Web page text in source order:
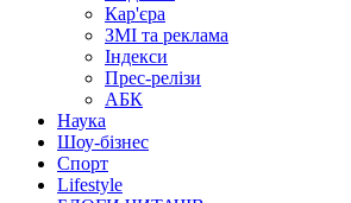
Кар'єра
ЗМІ та реклама
Індекси
Прес-релізи
АБК
Наука
Шоу-бізнес
Спорт
Lifestyle